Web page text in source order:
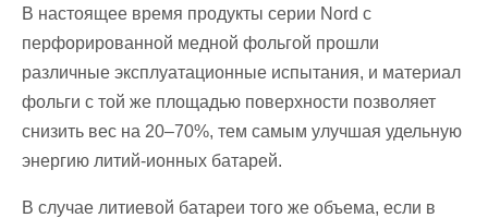
В настоящее время продукты серии Nord с
перфорированной медной фольгой прошли
различные эксплуатационные испытания, и материал
фольги с той же площадью поверхности позволяет
снизить вес на 20–70%, тем самым улучшая удельную
энергию литий-ионных батарей.
В случае литиевой батареи того же объема, если в